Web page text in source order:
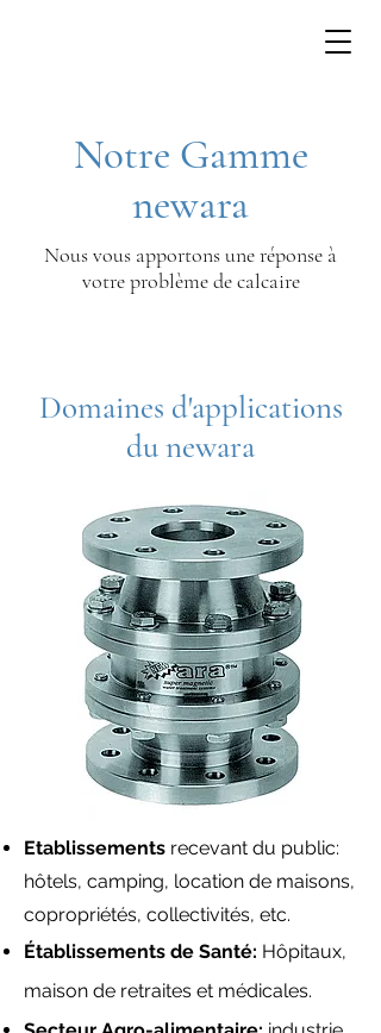
Notre Gamme
newara
Nous vous apportons une réponse à
votre problème de calcaire
Domaines d'applications
du newara
Etablissements recevant du public:
hôtels, camping, location de maisons,
copropriétés, collectivités, etc.
Établissements de Santé: Hôpitaux,
maison de retraites et médicales.